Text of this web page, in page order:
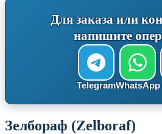
Для заказа или
напишите
TelegramWhatsApp
Зелбораф (Zelboraf)